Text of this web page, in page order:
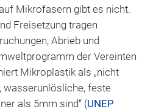
Mikrofasern gibt es nicht.
Freisetzung tragen
Abrieb und
der Vereinten
Mikroplastik als „nicht
wasserunlösliche, feste
als 5mm sind“ (UNEP